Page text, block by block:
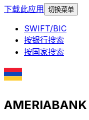
下载此应用 切换菜单
SWIFT/BIC
按银行搜索
按国家搜索